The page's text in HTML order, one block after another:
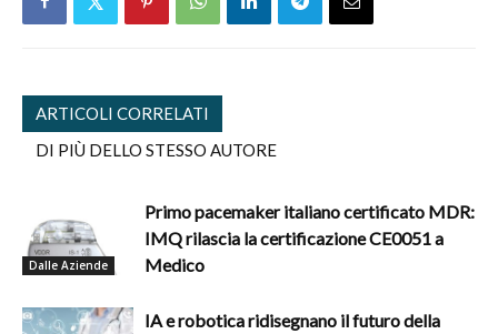
ARTICOLI CORRELATI
DI PIÙ DELLO STESSO AUTORE
Dalle Aziende
Primo pacemaker italiano certificato MDR:
IMQ rilascia la certificazione CE0051 a
Medico
IA e robotica ridisegnano il futuro della